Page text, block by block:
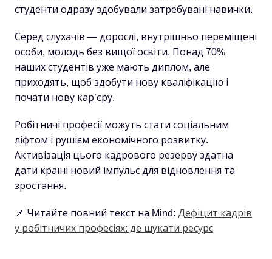
студенти одразу здобували затребувані навички.
Серед слухачів — дорослі, внутрішньо переміщені
особи, молодь без вищої освіти. Понад 70%
наших студентів уже мають диплом, але
приходять, щоб здобути нову кваліфікацію і
почати нову кар’єру.
Робітничі професії можуть стати соціальним
ліфтом і рушієм економічного розвитку.
Активізація цього кадрового резерву здатна
дати країні новий імпульс для відновлення та
зростання.
📌 Читайте повний текст на Mind: Дефіцит кадрів
у робітничих професіях: де шукати ресурс